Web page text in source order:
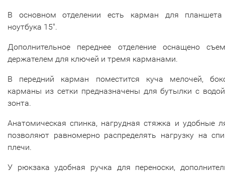
В основном отделении есть карман для
ноутбука 15".
Дополнительное переднее отделение оснащено
держателем для ключей и тремя карманами.
В передний карман поместится куча мелочей,
карманы из сетки предназначены для бутылки с
зонта.
Анатомическая спинка, нагрудная стяжка и удобные
позволяют равномерно распределять нагрузку на
плечи.
У рюкзака удобная ручка для переноски,